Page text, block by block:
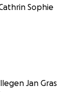
Sophie
Jan Gras